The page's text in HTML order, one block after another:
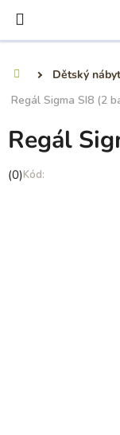
obsah
Dětský
Regál Sigma SI8 (2
Regál
Průměrné
(0)